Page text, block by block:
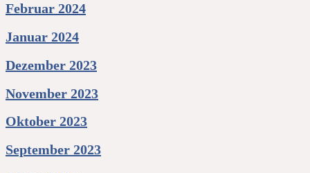
Februar 2024
Januar 2024
Dezember 2023
November 2023
Oktober 2023
September 2023